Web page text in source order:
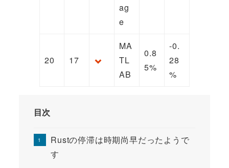
ag
e
20 17
MA
TL
AB
0.8
5%
-0.
28
%
目次
Rustの停滞は時期尚早だったようで
す